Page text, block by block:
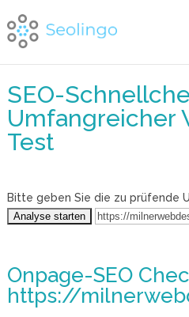
SEO-
Umfangreicher
Test
Bitte geben Sie die zu prüfende
Onpage-SEO
https://